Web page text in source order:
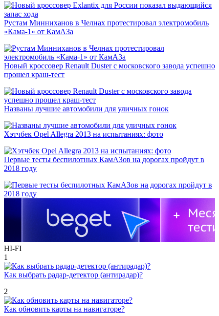
Рустам Минниханов в Челнах протестировал электромобиль
«Кама-1» от КамАЗа
Новый кроссовер Renault Duster с московского завода успешно
прошел краш-тест
Названы лучшие автомобили для уличных гонок
Хэтчбек Opel Allegra 2013 на испытаниях: фото
Первые тесты беспилотных КамАЗов на дорогах пройдут в
2018 году
HI-FI
1
Как выбрать радар-детектор (антирадар)?
2
Как обновить карты на навигаторе?